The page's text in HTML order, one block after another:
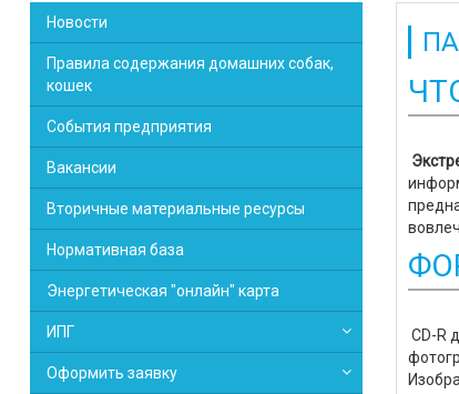
Новости
Правила содержания домашних собак,
кошек
События предприятия
Вакансии
Вторичные материальные ресурсы
Нормативная база
Энергетическая "онлайн" карта
ИПГ
Оформить заявку
CD-R